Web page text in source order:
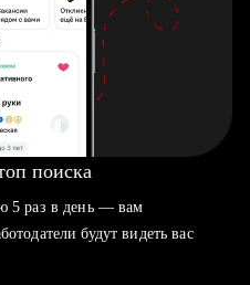
поиска
5 раз в день — вам
будут видеть вас